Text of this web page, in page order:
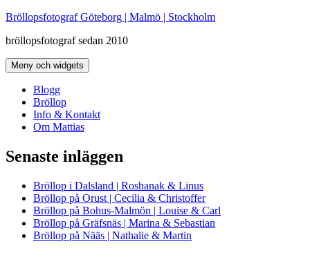
Hoppa
innehåll
Bröllopsfotograf Göteborg | Malmö | Stockholm
bröllopsfotograf sedan 2010
Meny och widgets
Blogg
Bröllop
Info & Kontakt
Om Mattias
Senaste inläggen
Bröllop i Dalsland | Roshanak & Linus
Bröllop på Orust | Cecilia & Christoffer
Bröllop på Bohus-Malmön | Louise & Carl
Bröllop på Gräfsnäs | Marina & Sebastian
Bröllop på Nääs | Nathalie & Martin